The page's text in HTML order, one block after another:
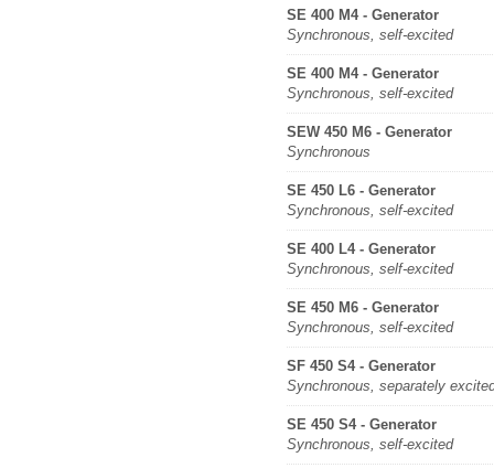
SE 400 M4 - Generator
Synchronous, self-excited
SE 400 M4 - Generator
Synchronous, self-excited
SEW 450 M6 - Generator
Synchronous
SE 450 L6 - Generator
Synchronous, self-excited
SE 400 L4 - Generator
Synchronous, self-excited
SE 450 M6 - Generator
Synchronous, self-excited
SF 450 S4 - Generator
Synchronous, separately
SE 450 S4 - Generator
Synchronous, self-excited